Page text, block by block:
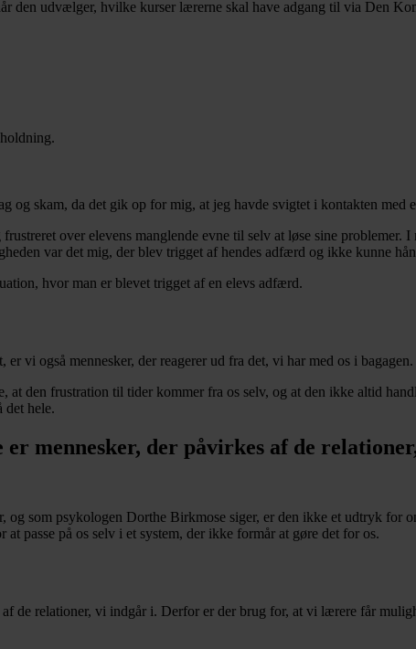
den udvælger, hvilke kurser lærerne skal have adgang til via Den
og skam, da det gik op for mig, at jeg havde svigtet i kontakten med
over elevens manglende evne til selv at løse sine
var det mig, der blev trigget af hendes adfærd og ikke kunne
hvor man er blevet trigget af en elevs adfærd.
vi også mennesker, der reagerer ud fra det, vi har med os i bagagen.
den frustration til tider kommer fra os selv, og at den ikke altid
det hele.
mennesker, der påvirkes af de
og som psykologen Dorthe Birkmose siger, er den ikke et udtryk
passe på os selv i et system, der ikke formår at gøre det for os.
de relationer, vi indgår i. Derfor er der brug for, at vi lærere får